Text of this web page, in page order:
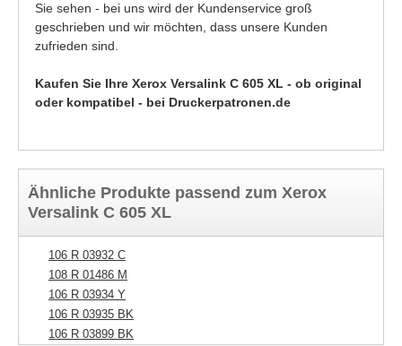
Sie sehen - bei uns wird der Kundenservice groß
geschrieben und wir möchten, dass unsere Kunden
zufrieden sind.
Kaufen Sie Ihre Xerox Versalink C 605 XL - ob original
oder kompatibel - bei Druckerpatronen.de
Ähnliche Produkte passend zum Xerox
Versalink C 605 XL
106 R 03932 C
108 R 01486 M
106 R 03934 Y
106 R 03935 BK
106 R 03899 BK